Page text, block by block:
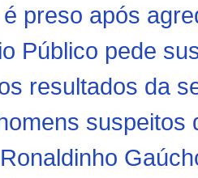
preso após
Público pede
resultados da
suspeitos